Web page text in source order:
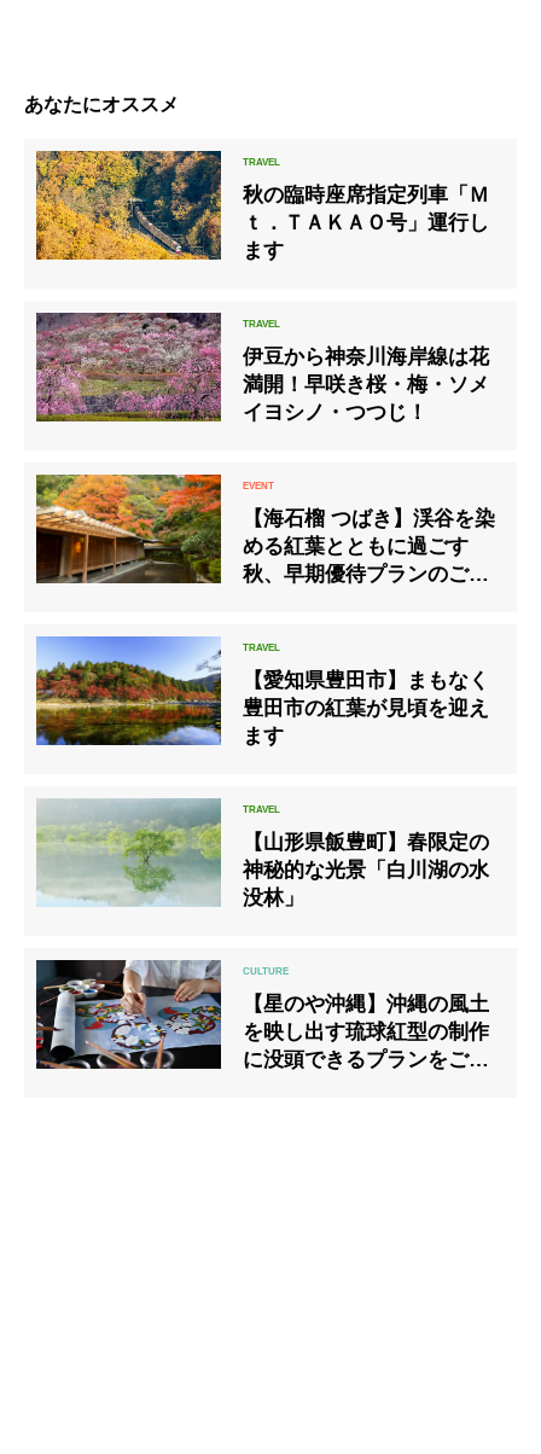
あなたにオススメ
秋の臨時座席指定列車「Ｍ
ｔ．ＴＡＫＡＯ号」運行し
ます
伊豆から神奈川海岸線は花
満開！早咲き桜・梅・ソメ
イヨシノ・つつじ！
【海石榴 つばき】渓谷を染
める紅葉とともに過ごす
秋、早期優待プランのご案
【愛知県豊田市】まもなく
豊田市の紅葉が見頃を迎え
ます
【山形県飯豊町】春限定の
神秘的な光景「白川湖の水
没林」
【星のや沖縄】沖縄の風土
を映し出す琉球紅型の制作
に没頭できるプランをご紹